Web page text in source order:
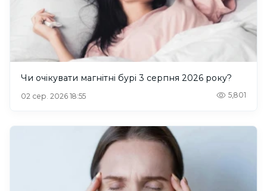
Чи очікувати магнітні бурі 3 серпня 2026 року?
02 сер. 2026 18:55 5,801